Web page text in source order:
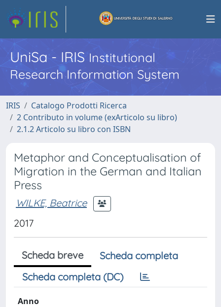
UniSa - IRISInstitutional
Research Information System
IRIS
Catalogo Prodotti Ricerca
2 Contributo in volume (exArticolo su libro)
2.1.2 Articolo su libro con ISBN
Metaphor and Conceptualisation of
Migration in the German and Italian
Press
WILKE, Beatrice
2017
Scheda breve
Scheda completa
Scheda completa (DC)
Anno